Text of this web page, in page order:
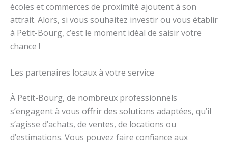
écoles et commerces de proximité ajoutent à son
attrait. Alors, si vous souhaitez investir ou vous établir
à Petit-Bourg, c’est le moment idéal de saisir votre
chance !
Les partenaires locaux à votre service
À Petit-Bourg, de nombreux professionnels
s’engagent à vous offrir des solutions adaptées, qu’il
s’agisse d’achats, de ventes, de locations ou
d’estimations. Vous pouvez faire confiance aux